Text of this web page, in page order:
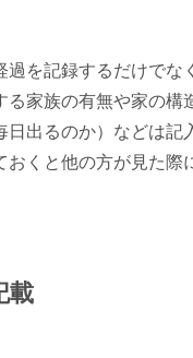
を記録するだけでな
家族の有無や家の構
出るのか）などは記
くと他の方が見た際
載